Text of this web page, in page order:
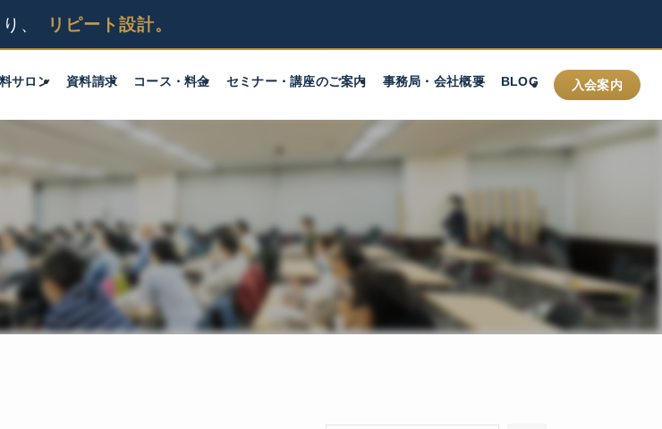
サロン 資料請求 コース・料金 セミナー・講座のご案内 事務局・会社概要 BLOG 入会案内